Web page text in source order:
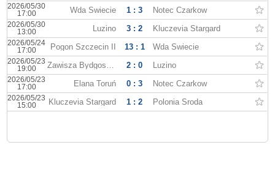
2026/05/30
17:00
Wda Swiecie 1 : 3 Notec Czarkow
2026/05/30
13:00
Luzino 3 : 2 Kluczevia Stargard
2026/05/24
17:00
Pogon Szczecin II 13 : 1 Wda Swiecie
2026/05/23
19:00
Zawisza Bydgoszcz 2 : 0 Luzino
2026/05/23
17:00
Elana Toruń 0 : 3 Notec Czarkow
2026/05/23
15:00
Kluczevia Stargard 1 : 2 Polonia Sroda